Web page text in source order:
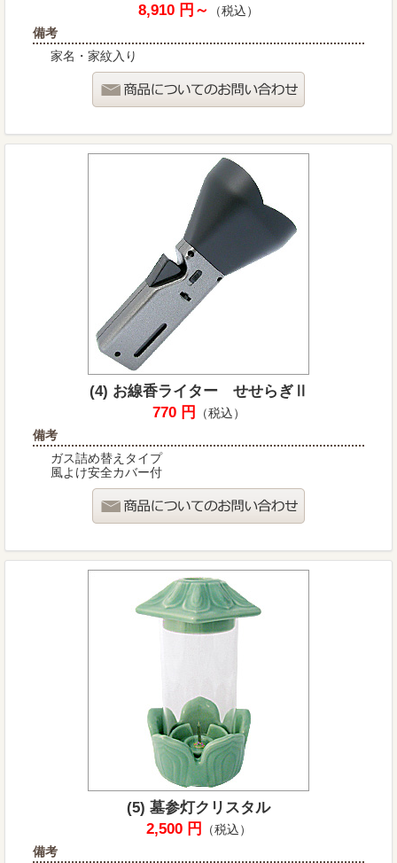
8,910 円～
（税込）
備考
家名・家紋入り
(4) お線香ライター せせらぎⅡ
770 円
（税込）
備考
ガス詰め替えタイプ
風よけ安全カバー付
(5) 墓参灯クリスタル
2,500 円
（税込）
備考